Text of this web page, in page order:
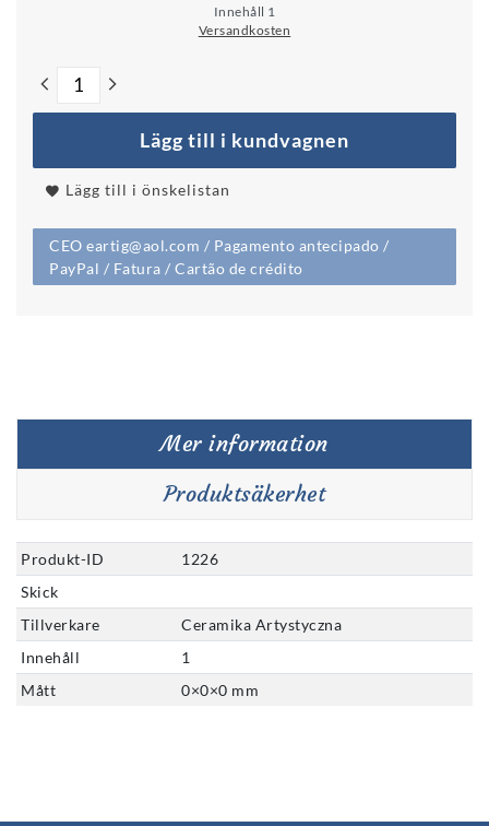
Innehåll 1
Versandkosten
Lägg till i kundvagnen
Lägg till i önskelistan
CEO eartig@aol.com / Pagamento antecipado /
PayPal / Fatura / Cartão de crédito
Mer information
Produktsäkerhet
Produkt-ID
1226
Skick
Tillverkare
Ceramika Artystyczna
Innehåll
1
Mått
0×0×0 mm